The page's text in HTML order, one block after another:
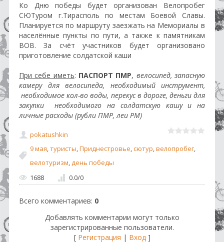
Ко Дню победы будет организован Велопробег
СЮТуром г.Тирасполь по местам Боевой Славы.
Планируется по маршруту заезжать на Мемориалы в
населённые пункты по пути, а также к памятникам
ВОВ. За счёт участников будет организовано
приготовление солдатской каши
При себе иметь: ПАСПОРТ ПМР, велосипед, запасную
камеру для велосипеда, необходимый инструмент,
необходимое кол-во воды, перекус в дороге, деньги для
закупки необходимого на солдатскую кашу и на
личные расходы (рубли ПМР, леи РМ)
pokatushkin
9 мая туристы Приднестровье сютур велопробег
велотуризм день победы
1688
0.0/0
Всего комментариев: 0
Добавлять комментарии могут только
зарегистрированные пользователи.
[ Регистрация | Вход]